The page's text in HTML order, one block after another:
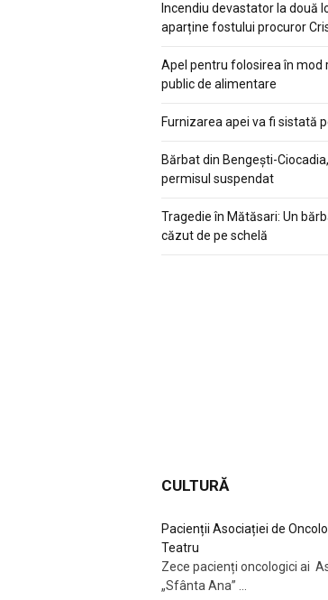
Incendiu devastator la două
aparține fostului procuror
Apel pentru folosirea în mod
public de alimentare
Furnizarea apei va fi sistată
Bărbat din Bengești-
permisul suspendat
Tragedie în Mătăsari: Un
căzut de pe schelă
CULTURĂ
Pacienții Asociației de
Teatru
Zece pacienți oncologici ai
„Sfânta Ana”